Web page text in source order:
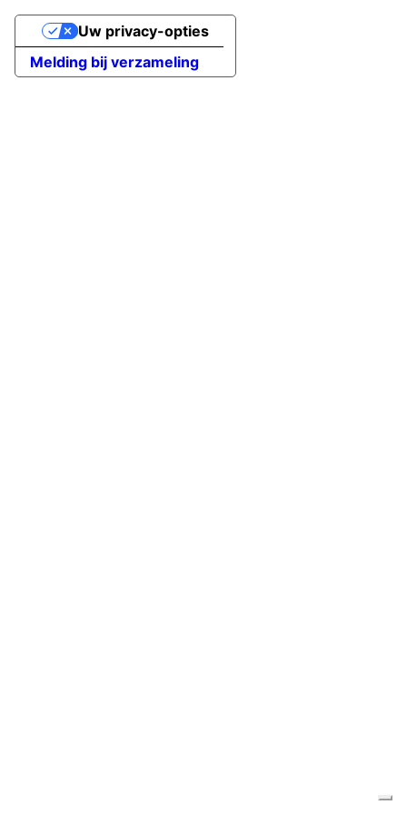
Melding bij verzameling
Uw privacy-opties